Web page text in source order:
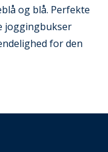
og blå. Perfekte
joggingbukser
for den